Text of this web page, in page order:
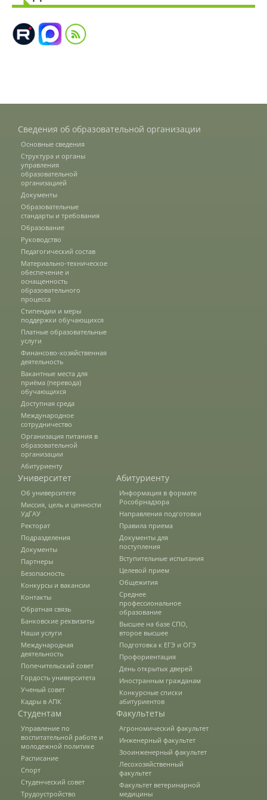
Подразделения
Условия труда на рабочих местах
Закупки
Учебный процесс
Защита персональных данных
Информация о проверках
Учетная политика
Партнеры
Безопасность
Противодействие коррупции
Противодействие терроризму
Предотвращение кризисных ситуаций
Ответственность за разжигание
межнациональной розни
Конкурсы и вакансии
Контакты
Обратная связь
Банковские реквизиты
Сведения об образовательной организации
Основные сведения
Структура и органы
управления
образовательной
организацией
Документы
Образовательные
стандарты и требования
Образование
Руководство
Педагогический состав
Материально-техническое
обеспечение и
оснащенность
образовательного
процесса
Стипендии и меры
поддержки обучающихся
Платные образовательные
услуги
Финансово-хозяйственная
деятельность
Вакантные места для
приёма (перевода)
обучающихся
Доступная среда
Международное
сотрудничество
Организация питания в
образовательной
организации
Абитуриенту
Университет
Об университете
Миссия, цель и ценности
УдГАУ
Ректорат
Подразделения
Документы
Партнеры
Безопасность
Конкурсы и вакансии
Контакты
Обратная связь
Банковские реквизиты
Наши услуги
Международная
деятельность
Попечительский совет
Гордость университета
Ученый совет
Кадры в АПК
Абитуриенту
Информация в формате
Рособрнадзора
Направления подготовки
Правила приема
Документы для
поступления
Вступительные испытания
Целевой прием
Общежития
Среднее
профессиональное
образование
Высшее на базе СПО,
второе высшее
Подготовка к ЕГЭ и ОГЭ
Профориентация
День открытых дверей
Иностранным гражданам
Конкурсные списки
абитуриентов
Студентам
Управление по
воспитательной работе и
молодежной политике
Расписание
Спорт
Студенческий совет
Трудоустройство
Факультеты
Агрономический факультет
Инженерный факультет
Зооинженерный факультет
Лесохозяйственный
факультет
Факультет ветеринарной
медицины